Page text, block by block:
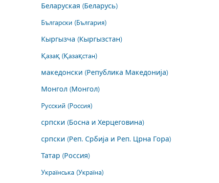
Беларуская (Беларусь)
Български (България)
Кыргызча (Кыргызстан)
Қазақ (Қазақстан)
македонски (Република Македонија)
Монгол (Монгол)
Русский (Россия)
српски (Босна и Херцеговина)
српски (Реп. Србија и Реп. Црна Гора)
Татар (Россия)
Українська (Україна)